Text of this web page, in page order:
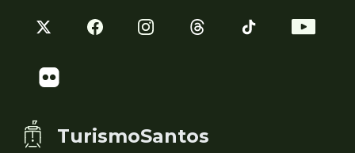
TurismoSantos